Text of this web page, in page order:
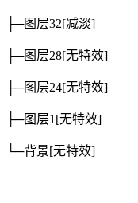
├─图层32[减淡]
├─图层28[无特效]
├─图层24[无特效]
├─图层1 [无特效]
└─背景[无特效]